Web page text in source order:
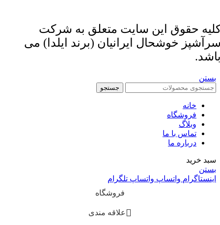
حقوق این سایت متعلق به شرکت
خوشحال ایرانیان (برند ایلدا) می
بستن
جستجو
خانه
فروشگاه
وبلاگ
تماس با ما
درباره ما
سبد خرید
بستن
اینستاگرام واتساپ واتساپ تلگرام
فروشگاه
علاقه مندی